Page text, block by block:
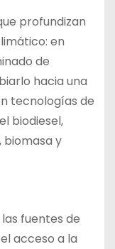
profundizan
en
de
hacia una
tecnologías de
biodiesel,
biomasa y
fuentes de
acceso a la